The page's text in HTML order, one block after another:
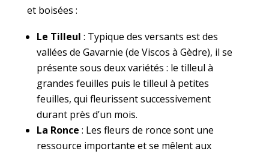
et boisées :
Le Tilleul : Typique des versants est des
vallées de Gavarnie (de Viscos à Gèdre), il se
présente sous deux variétés : le tilleul à
grandes feuilles puis le tilleul à petites
feuilles, qui fleurissent successivement
durant près d’un mois.
La Ronce : Les fleurs de ronce sont une
ressource importante et se mêlent aux